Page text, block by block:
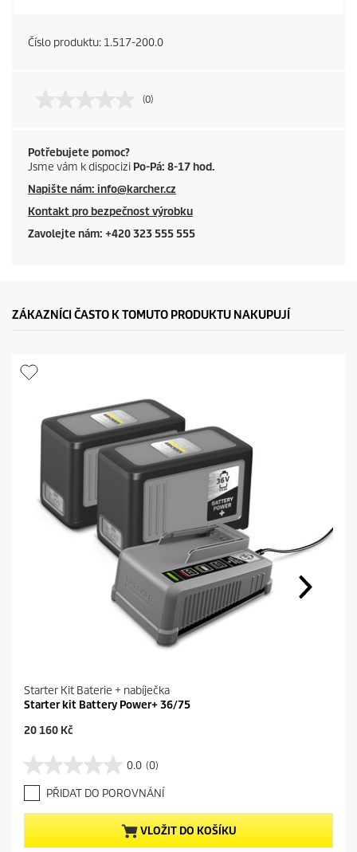
Číslo produktu: 1.517-200.0
(0)
Potřebujete pomoc?
Jsme vám k dispocizi Po-Pá: 8-17 hod.
Napište nám: info@karcher.cz
Kontakt pro bezpečnost výrobku
Zavolejte nám: +420 323 555 555
ZÁKAZNÍCI ČASTO K TOMUTO PRODUKTU NAKUPUJÍ
Starter Kit Baterie + nabíječka
Starter kit Battery Power+ 36/75
C
e
n
t
p
r
20 160 Kč
0.0 (0)
0
.
0
z
5
h
PŘIDAT DO POROVNÁNÍ
VLOŽIT DO KOŠÍKU